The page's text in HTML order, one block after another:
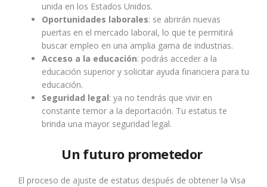
unida en los Estados Unidos.
Oportunidades laborales: se abrirán nuevas
puertas en el mercado laboral, lo que te permitirá
buscar empleo en una amplia gama de industrias.
Acceso a la educación: podrás acceder a la
educación superior y solicitar ayuda financiera para tu
educación.
Seguridad legal: ya no tendrás que vivir en
constante temor a la deportación. Tu estatus te
brinda una mayor seguridad legal.
Un futuro prometedor
El proceso de ajuste de estatus después de obtener la Visa